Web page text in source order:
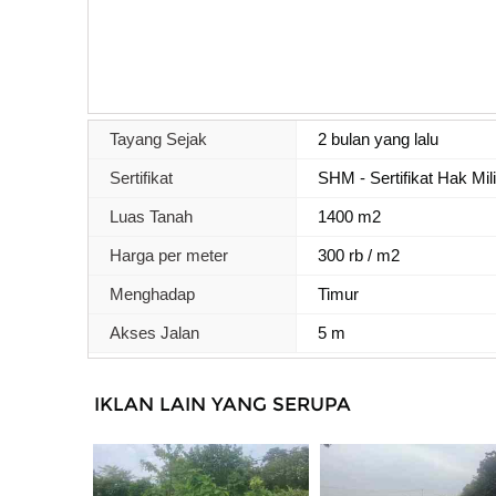
Tayang Sejak 2 bulan yang lalu
Sertifikat SHM - Sertifikat Hak
Luas Tanah 1400 m2
Harga per meter 300 rb / m2
Menghadap Timur
Akses Jalan 5 m
IKLAN LAIN YANG SERUPA